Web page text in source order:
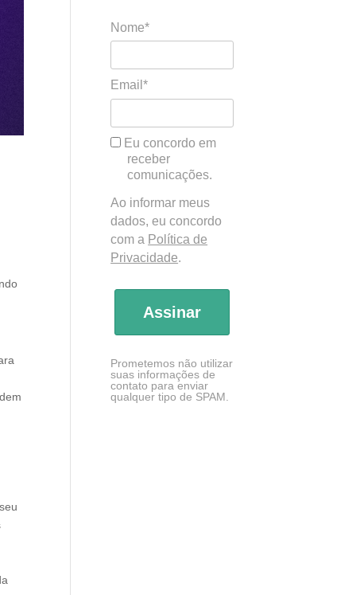
Nome*
Email*
Eu concordo em
receber
comunicações.
Ao informar meus
dados, eu concordo
com a Política de
Privacidade.
Assinar
Prometemos não utilizar
suas informações de
contato para enviar
qualquer tipo de SPAM.